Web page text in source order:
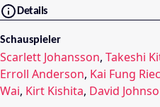
Details
Schauspieler
Scarlett Johansson, Takeshi
Erroll Anderson, Kai Fung
Wai, Kirt Kishita, David